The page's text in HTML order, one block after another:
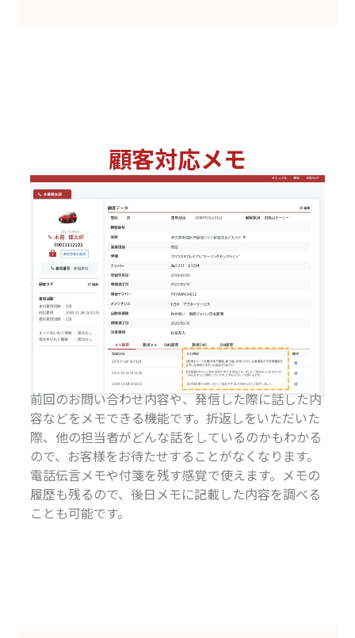
顧客対応メモ
前回のお問い合わせ内容や、発信した際に話した内
容などをメモできる機能です。折返しをいただいた
際、他の担当者がどんな話をしているのかもわかる
ので、お客様をお待たせすることがなくなります。
電話伝言メモや付箋を残す感覚で使えます。メモの
履歴も残るので、後日メモに記載した内容を調べる
ことも可能です。